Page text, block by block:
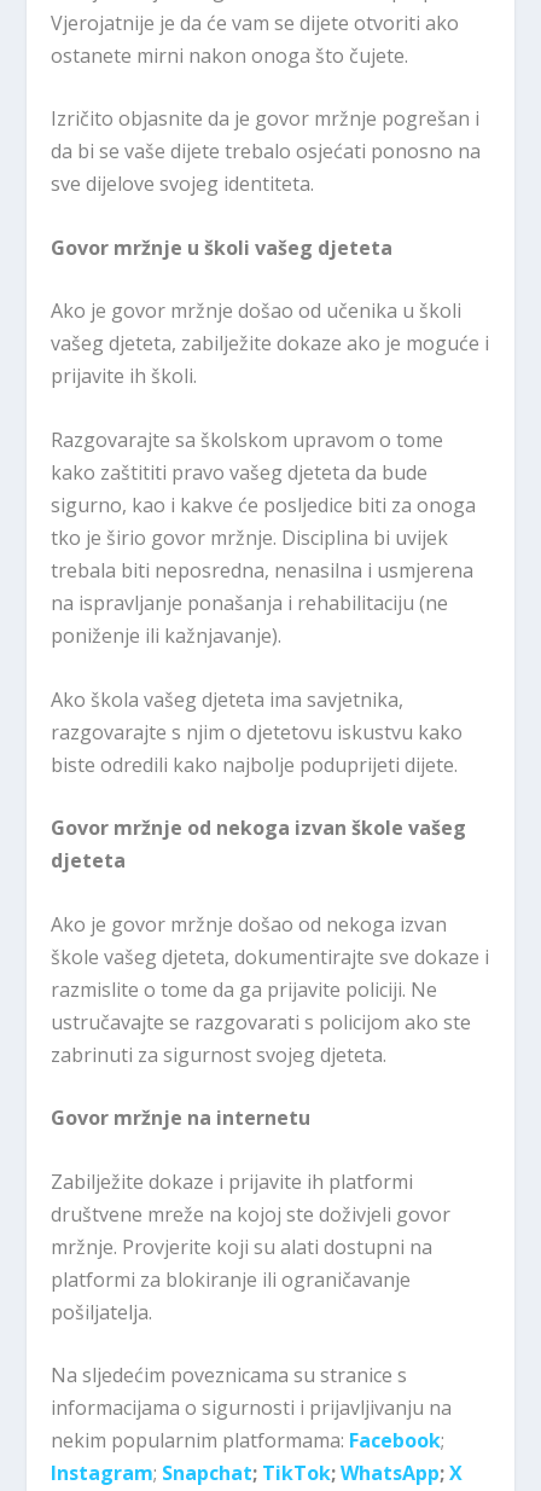
Vjerojatnije je da će vam se dijete otvoriti ako
ostanete mirni nakon onoga što čujete.
Izričito objasnite da je govor mržnje pogrešan i
da bi se vaše dijete trebalo osjećati ponosno na
sve dijelove svojeg identiteta.
Govor mržnje u školi vašeg djeteta
Ako je govor mržnje došao od učenika u školi
vašeg djeteta, zabilježite dokaze ako je moguće i
prijavite ih školi.
Razgovarajte sa školskom upravom o tome
kako zaštititi pravo vašeg djeteta da bude
sigurno, kao i kakve će posljedice biti za onoga
tko je širio govor mržnje. Disciplina bi uvijek
trebala biti neposredna, nenasilna i usmjerena
na ispravljanje ponašanja i rehabilitaciju (ne
poniženje ili kažnjavanje).
Ako škola vašeg djeteta ima savjetnika,
razgovarajte s njim o djetetovu iskustvu kako
biste odredili kako najbolje poduprijeti dijete.
Govor mržnje od nekoga izvan škole vašeg
djeteta
Ako je govor mržnje došao od nekoga izvan
škole vašeg djeteta, dokumentirajte sve dokaze i
razmislite o tome da ga prijavite policiji. Ne
ustručavajte se razgovarati s policijom ako ste
zabrinuti za sigurnost svojeg djeteta.
Govor mržnje na internetu
Zabilježite dokaze i prijavite ih platformi
društvene mreže na kojoj ste doživjeli govor
mržnje. Provjerite koji su alati dostupni na
platformi za blokiranje ili ograničavanje
pošiljatelja.
Na sljedećim poveznicama su stranice s
informacijama o sigurnosti i prijavljivanju na
nekim popularnim platformama: Facebook;
Instagram; Snapchat; TikTok;WhatsApp;X